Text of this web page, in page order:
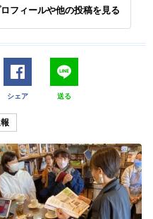
フィールや他の投稿を見る
シェア 送る